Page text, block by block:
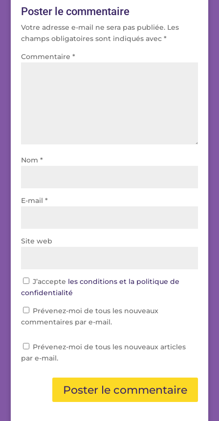
Poster le commentaire
Votre adresse e-mail ne sera pas publiée. Les
champs obligatoires sont indiqués avec *
Commentaire *
Nom *
E-mail *
Site web
J’accepte les conditions et la politique de
confidentialité
Prévenez-moi de tous les nouveaux
commentaires par e-mail.
Prévenez-moi de tous les nouveaux articles
par e-mail.